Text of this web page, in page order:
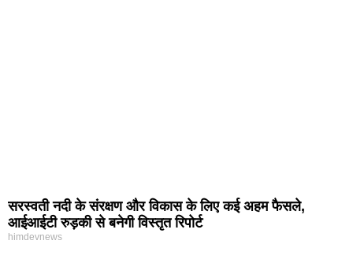
सरस्वती नदी के संरक्षण और विकास के लिए कई अहम फैसले,
आईआईटी रुड़की से बनेगी विस्तृत रिपोर्ट
himdevnews